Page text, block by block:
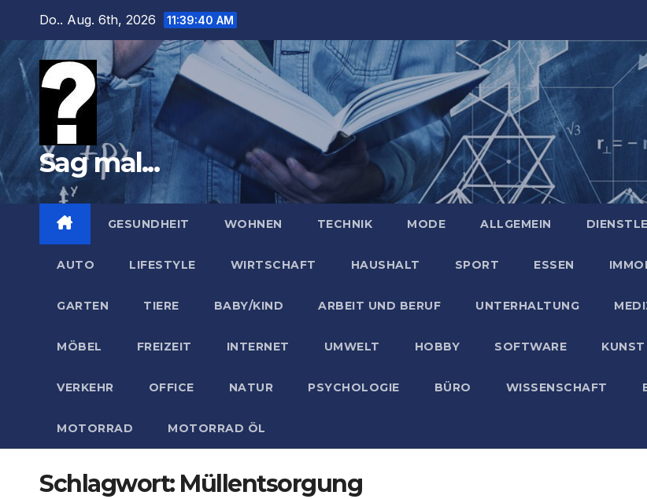
springen
Do.. Aug. 6th, 2026 11:39:41 AM
Sag mal...
GESUNDHEIT WOHNEN TECHNIK MODE ALLGEMEIN
AUTO LIFESTYLE WIRTSCHAFT HAUSHALT SPORT ESSEN
GARTEN TIERE BABY/KIND ARBEIT UND BERUF UNTERHALTUNG
MÖBEL FREIZEIT INTERNET UMWELT HOBBY SOFTWARE KUNST
VERKEHR OFFICE NATUR PSYCHOLOGIE BÜRO WISSENSCHAFT
MOTORRAD MOTORRAD ÖL
Schlagwort: Müllentsorgung